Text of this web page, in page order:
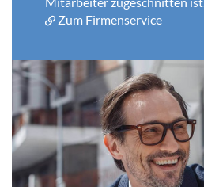
Zum Firmenservice